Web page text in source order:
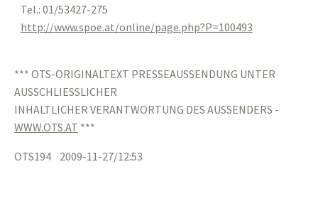
Tel.: 01/53427-275
http://www.spoe.at/online/page.php?P=100493
*** OTS-ORIGINALTEXT PRESSEAUSSENDUNG UNTER
AUSSCHLIESSLICHER
INHALTLICHER VERANTWORTUNG DES AUSSENDERS -
WWW.OTS.AT ***
OTS194 2009-11-27/12:53